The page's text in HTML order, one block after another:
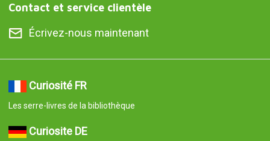
Contact et service clientèle
Écrivez-nous maintenant
Curiosité FR
Les serre-livres de la bibliothèque
Curiosite DE